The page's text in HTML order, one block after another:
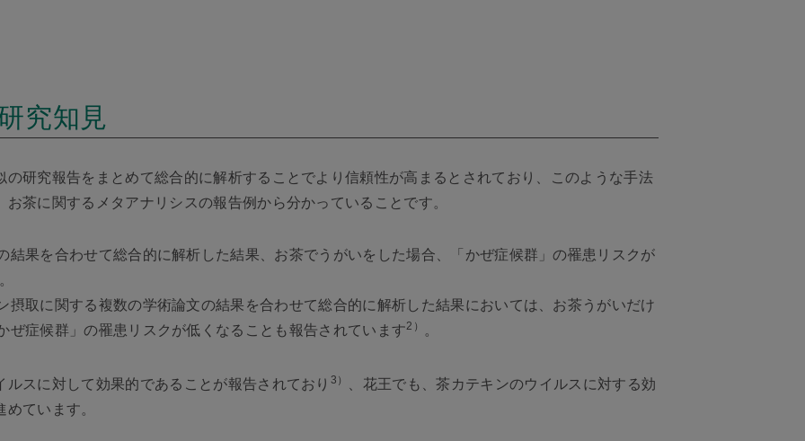
究知見
研究報告をまとめて総合的に解析することでより信頼性が高まるとされており、このような手法
茶に関するメタアナリシスの報告例から分かっていることです。
結果を合わせて総合的に解析した結果、お茶でうがいをした場合、「かぜ症候群」の罹患リスクが
摂取に関する複数の学術論文の結果を合わせて総合的に解析した結果においては、お茶うがいだけ
ぜ症候群」の罹患リスクが低くなることも報告されています2） 。
スに対して効果的であることが報告されており 3）
、花王でも、茶カテキンのウイルスに対する効
ています。